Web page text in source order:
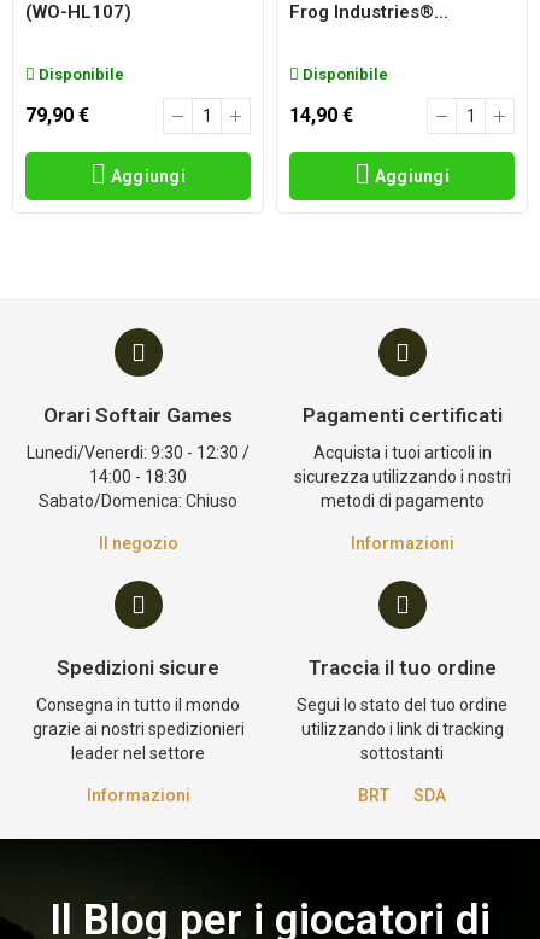
(WO-HL107)
Disponibile
79,90 €
Aggiungi
Frog Industries®...
Disponibile
14,90 €
Aggiungi
Orari Softair Games
Lunedi/Venerdi: 9:30 - 12:30 /
14:00 - 18:30
Sabato/Domenica: Chiuso
Il negozio
Pagamenti certificati
Acquista i tuoi articoli in
sicurezza utilizzando i nostri
metodi di pagamento
Informazioni
Spedizioni sicure
Consegna in tutto il mondo
grazie ai nostri spedizionieri
leader nel settore
Informazioni
Traccia il tuo ordine
Segui lo stato del tuo ordine
utilizzando i link di tracking
sottostanti
BRT SDA
Il Blog per i giocatori di